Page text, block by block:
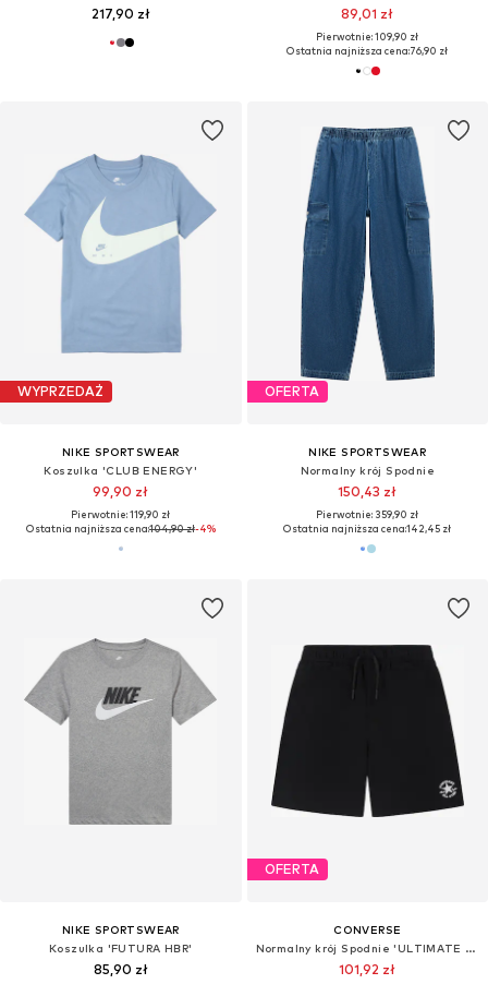
217,90 zł 89,01 zł
Pierwotnie: 109,90 zł
Ostatnia najniższa cena:76,90 zł
WYPRZEDAŻ
NIKE SPORTSWEAR
Koszulka 'CLUB ENERGY'
99,90 zł
Pierwotnie: 119,90 zł
Ostatnia najniższa cena:104,90 zł-4%
OFERTA
NIKE SPORTSWEAR
Normalny krój Spodnie
150,43 zł
Pierwotnie: 359,90 zł
Ostatnia najniższa cena:142,45 zł
NIKE SPORTSWEAR
Koszulka 'FUTURA HBR'
85,90 zł
OFERTA
CONVERSE
Normalny krój Spodnie 'ULTIMATE ESSENTIAL'
101,92 zł